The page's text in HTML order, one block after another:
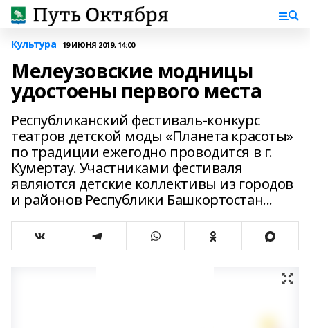
Культура 19 ИЮНЯ 2019, 14:00
Мелеузовские модницы
удостоены первого места
Республиканский фестиваль-конкурс
театров детской моды «Планета красоты»
по традиции ежегодно проводится в г.
Кумертау. Участниками фестиваля
являются детские коллективы из городов
и районов Республики Башкортостан...